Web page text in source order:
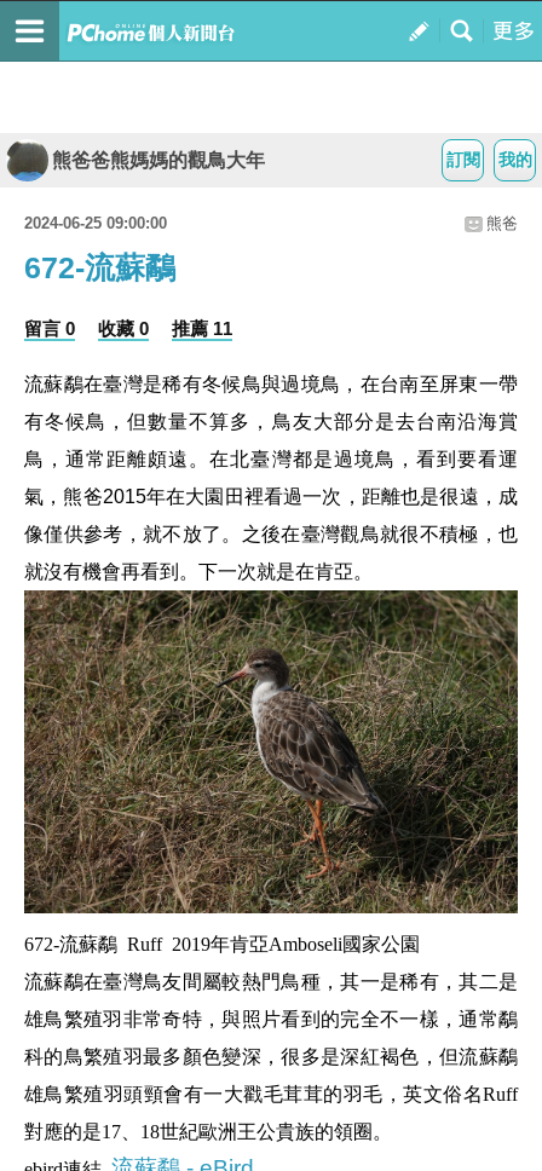
我的
訂閱
熊爸爸熊媽媽的觀鳥大年
2024-06-25 09:00:00 熊爸
672-流蘇鷸
留言 0 收藏 0 推薦 11
流蘇鷸在臺灣是稀有冬候鳥與過境鳥，在台南至屏東一帶
有冬候鳥，但數量不算多，鳥友大部分是去台南沿海賞
鳥，通常距離頗遠。在北臺灣都是過境鳥，看到要看運
氣，熊爸2015年在大園田裡看過一次，距離也是很遠，成
像僅供參考，就不放了。之後在臺灣觀鳥就很不積極，也
就沒有機會再看到。下一次就是在肯亞。
672-流蘇鷸 Ruff 2019年肯亞Amboseli國家公園
流蘇鷸在臺灣鳥友間屬較熱門鳥種，其一是稀有，其二是
雄鳥繁殖羽非常奇特，與照片看到的完全不一樣，通常鷸
科的鳥繁殖羽最多顏色變深，很多是深紅褐色，但流蘇鷸
雄鳥繁殖羽頭頸會有一大戳毛茸茸的羽毛，英文俗名Ruff
對應的是17、18世紀歐洲王公貴族的領圈。